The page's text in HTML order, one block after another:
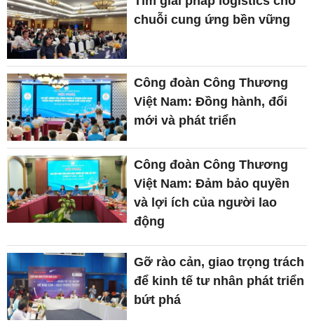
chuỗi cung ứng bền vững
Công đoàn Công Thương
Việt Nam: Đồng hành, đổi
mới và phát triển
Công đoàn Công Thương
Việt Nam: Đảm bảo quyền
và lợi ích của người lao
động
Gỡ rào cản, giao trọng trách
để kinh tế tư nhân phát triển
bứt phá